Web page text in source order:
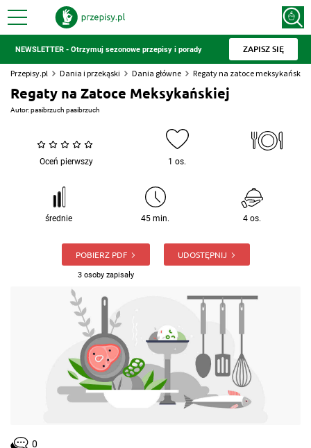
NEWSLETTER - Otrzymuj sezonowe przepisy i porady ZAPISZ SIĘ
Przepisy.pl Dania i przekąski Dania główne Regaty na zatoce meksykańskiej
Regaty na Zatoce Meksykańskiej
Autor:pasibrzuch pasibrzuch
Oceń pierwszy 1 os.
średnie 45 min. 4 os.
POBIERZ PDF
3 osoby zapisały
UDOSTĘPNIJ
0